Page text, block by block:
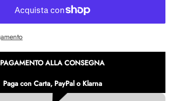
PAGAMENTO ALLA CONSEGNA
Paga con Carta, PayPal o Klarna